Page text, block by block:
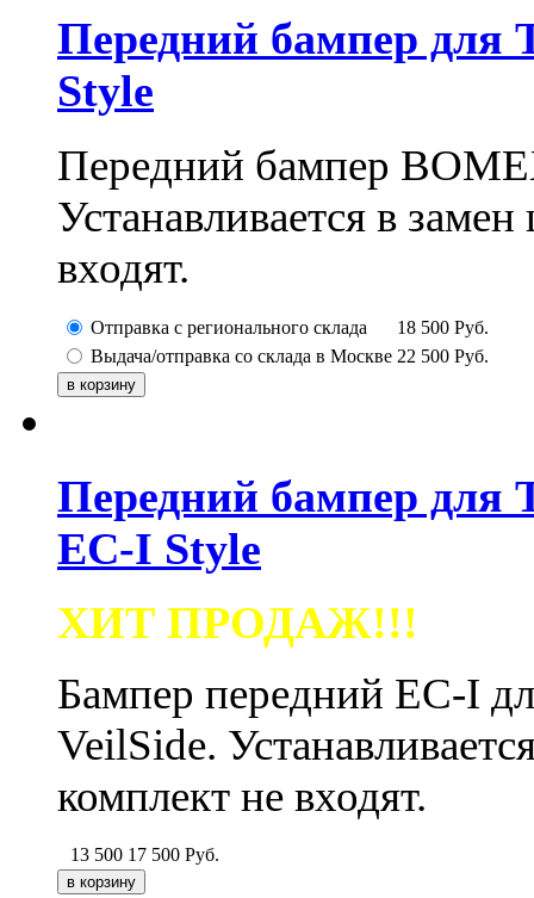
Передний бампер для
Style
Передний бампер
Устанавливается в
входят.
Отправка с регионального склада 18 500 Руб.
Выдача/отправка со склада в Москве 22 500 Руб.
Передний бампер для
EC-I Style
ХИТ ПРОДАЖ!!!
Бампер передний EC-I
VeilSide.
комплект не входят.
13 500 17 500 Руб.